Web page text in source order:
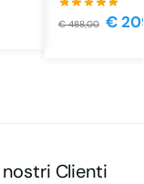
€488,00 €
Clienti